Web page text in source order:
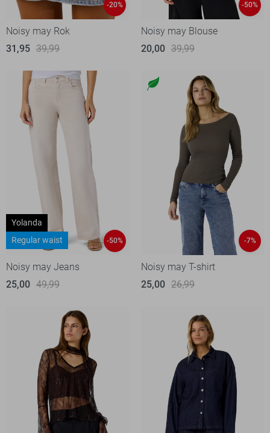
-20%
Noisy may Rok
31,95 39,99
-50%
Noisy may Blouse
20,00 39,99
Yolanda
Regular waist
-50%
Noisy may Jeans
25,00 49,99
-7%
Noisy may T-shirt
25,00 26,99